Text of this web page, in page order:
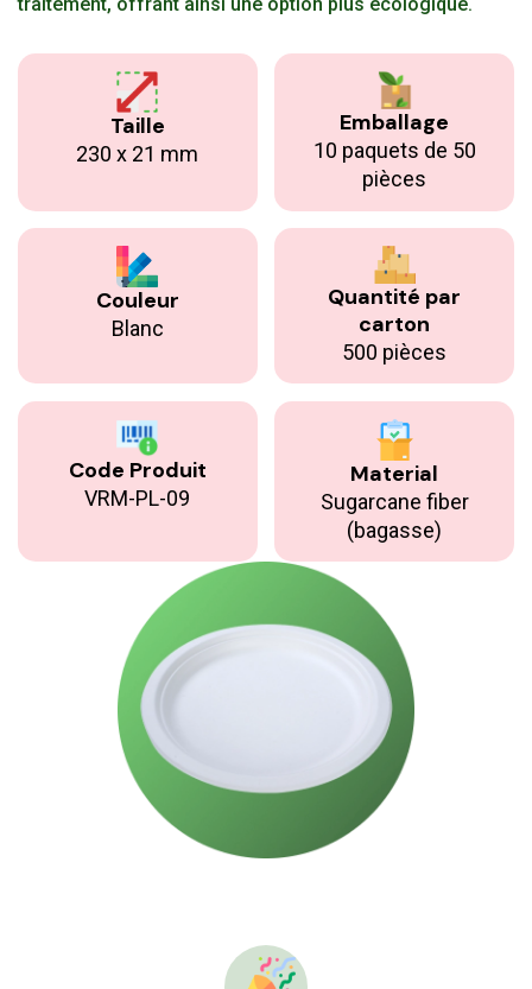
Taille
230 x 21 mm
Emballage
10 paquets de 50
pièces
Couleur
Blanc
Quantité par
carton
500 pièces
Code Produit
VRM-PL-09
Material
Sugarcane fiber
(bagasse)